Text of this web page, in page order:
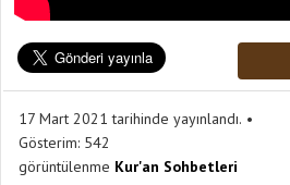
17 Mart 2021 tarihinde yayınlandı.
Gösterim: 542
görüntülenme Kur'an Sohbetleri